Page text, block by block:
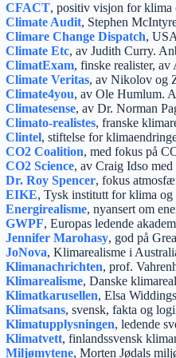
CFACT, positiv visjon for klima
Climate Audit, Stephen
Climare Change Dispatch,
Climate Etc, av Judith Curry.
ClimatExam, finske realister,
Climate Veritas, av Nikolov og
Climate4you, av Ole Humlum.
Climatesense, av Dr. Norman
Climato-realistes, franske
Clintel, stiftelse for
CO2 Coalition, med fokus på
CO2 Science, av Craig Idso
Dr. Roy Spencer, fokus
EIKE, Tysk institutt for klima og
Energirealisme, nyansert om
GWPF, Europas ledende
Jennifer Marohasy, god på
JoNova, Klimarealisme i
Klimanachrichten, prof.
Klimarealisme, Danske
Klimatkarusellen, Elsa
Klimatsans, svensk, fakta og
Klimatupplysningen, ledende
Klimatvett, finlandssvensk
Miljømytene, Morten Jødals